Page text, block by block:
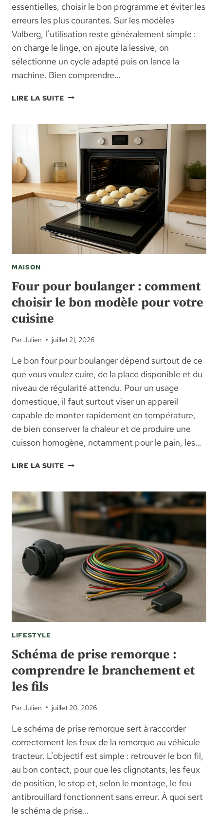
essentielles, choisir le bon programme et éviter les
erreurs les plus courantes. Sur les modèles
Valberg, l’utilisation reste généralement simple :
on charge le linge, on ajoute la lessive, on
sélectionne un cycle adapté puis on lance la
machine. Bien comprendre…
LIRE LA SUITEMACHINE
VALBERG
MODE
D’EMPLOI
SIMPLE
ET
CONSEILS
PRATIQUES
MAISON
Four pour boulanger : comment
choisir le bon modèle pour votre
cuisine
ParJulien juillet 21, 2026
Le bon four pour boulanger dépend surtout de ce
que vous voulez cuire, de la place disponible et du
niveau de régularité attendu. Pour un usage
domestique, il faut surtout viser un appareil
capable de monter rapidement en température,
de bien conserver la chaleur et de produire une
cuisson homogène, notamment pour le pain, les…
LIRE LA SUITEFOUR
COMMENT
CHOISIR
LE
MODÈLE
POUR
VOTRE
CUISINE
LIFESTYLE
Schéma de prise remorque :
comprendre le branchement et
les fils
ParJulien juillet 20, 2026
Le schéma de prise remorque sert à raccorder
correctement les feux de la remorque au véhicule
tracteur. L’objectif est simple : retrouver le bon fil,
au bon contact, pour que les clignotants, les feux
de position, le stop et, selon le montage, le feu
antibrouillard fonctionnent sans erreur. À quoi sert
le schéma de prise…